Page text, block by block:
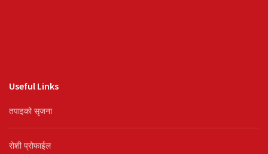
Useful Links
तपाइको सृजना
रोशी प्रोफाईल